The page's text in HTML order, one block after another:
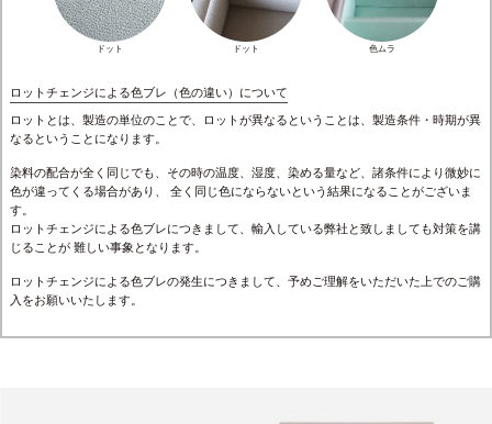
ドット ドット 色ムラ
ロットチェンジによる色ブレ（色の違い）について
ロットとは、製造の単位のことで、ロットが異なるということは、製造条件・時期が異
なるということになります。
染料の配合が全く同じでも、その時の温度、湿度、染める量など、諸条件により微妙に
色が違ってくる場合があり、 全く同じ色にならないという結果になることがございま
す。
ロットチェンジによる色ブレにつきまして、輸入している弊社と致しましても対策を講
じることが 難しい事象となります。
ロットチェンジによる色ブレの発生につきまして、予めご理解をいただいた上でのご購
入をお願いいたします。